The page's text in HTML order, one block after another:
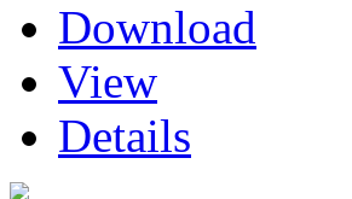
Download
View
Details